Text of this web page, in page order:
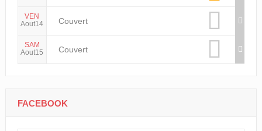
VEN
Aout14
Couvert
SAM
Aout15
Couvert
FACEBOOK